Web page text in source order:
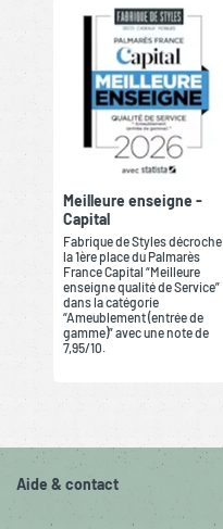
Meilleure enseigne -
Capital
Fabrique de Styles décroche
la 1ère place du Palmarès
France Capital “Meilleure
enseigne qualité de Service”
dans la catégorie
“Ameublement (entrée de
gamme)” avec une note de
7,95/10.
Aide & contact